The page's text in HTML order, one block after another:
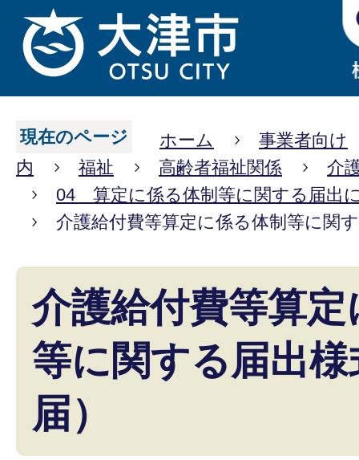
現在のページ ホーム
事業者向け
内
福祉 高齢者福祉関係
介
04 算定に係る体制等に関する届出
介護給付費等算定に係る体制等に関
介護給付費等算
等に関する届出
届）